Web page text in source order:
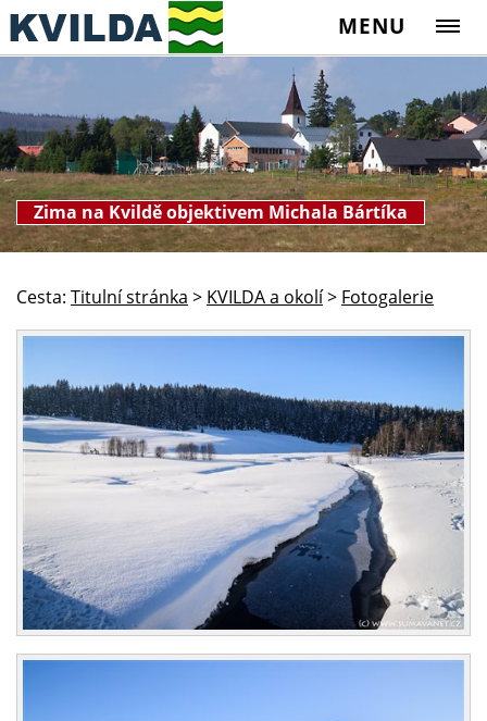
MENU
Zima na Kvildě objektivem Michala Bártíka
Cesta: Titulní stránka > KVILDA a okolí> Fotogalerie